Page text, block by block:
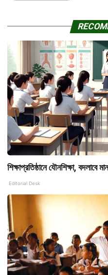
শিক্ষাপ্রতিষ্ঠানে যৌনশিক্ষা, বদলাবে
Editorial Desk